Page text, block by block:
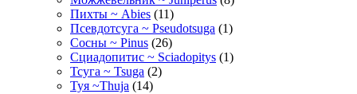
Пихты ~ Abies (11)
Псевдотсуга ~ Pseudotsuga (1)
Сосны ~ Pinus (26)
Сциадопитис ~ Sciadopitys (1)
Тсуга ~ Tsuga (2)
Туя ~Thuja (14)